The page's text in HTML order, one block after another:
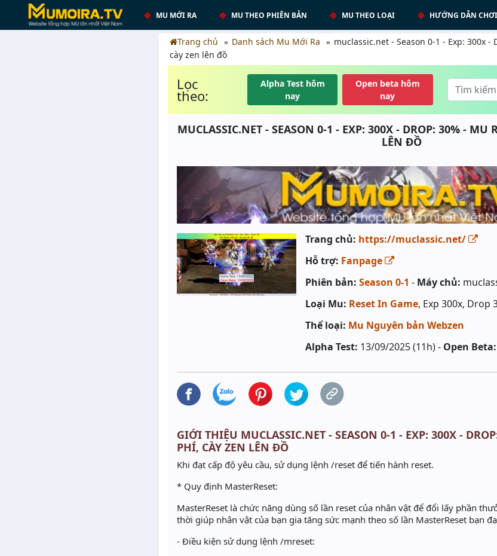
MU MỚI RA MU THEO PHIÊN BẢN MU THEO LOẠI HƯỚNG DẪN
Trang chủ Danh sách Mu Mới Ra
muclassic.net - Season 0-1 - Exp: 300x
cày zen lên đồ
Lọc
theo:
Alpha Test hôm
nay
Open beta hôm
nay
MUCLASSIC.NET - SEASON 0-1 - EXP: 300X - DROP: 30% - MU
LÊN ĐỒ
Trang chủ: https://muclassic.net/
Hỗ trợ: Fanpage
Phiên bản: Season 0-1 - Máy chủ:
Loại Mu: Reset In Game, Exp 300x, Drop
Thể loại: Mu Nguyên bản Webzen
Alpha Test: 13/09/2025 (11h) - Open Beta:
GIỚI THIỆU MUCLASSIC.NET - SEASON 0-1 - EXP: 300X -
PHÍ, CÀY ZEN LÊN ĐỒ
Khi đạt cấp độ yêu cầu, sử dụng lệnh /reset để tiến hành reset.
* Quy định MasterReset:
MasterReset là chức năng dùng số lần reset của nhân vật để đổi lấy phần
thời giúp nhân vật của bạn gia tăng sức mạnh theo số lần MasterReset bạn
- Điều kiện sử dụng lệnh /mreset: